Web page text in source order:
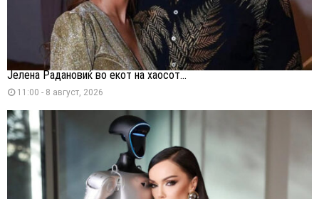
Јелена Радановиќ во екот на хаосот...
11:00 - 8 август, 2026